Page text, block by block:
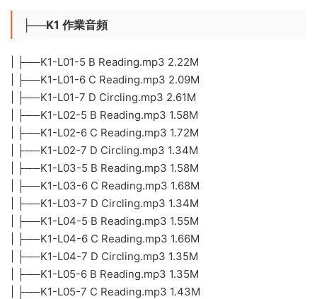
├──K1 作業音頻
| ├──K1-L01-5 B Reading.mp3 2.22M
| ├──K1-L01-6 C Reading.mp3 2.09M
| ├──K1-L01-7 D Circling.mp3 2.61M
| ├──K1-L02-5 B Reading.mp3 1.58M
| ├──K1-L02-6 C Reading.mp3 1.72M
| ├──K1-L02-7 D Circling.mp3 1.34M
| ├──K1-L03-5 B Reading.mp3 1.58M
| ├──K1-L03-6 C Reading.mp3 1.68M
| ├──K1-L03-7 D Circling.mp3 1.34M
| ├──K1-L04-5 B Reading.mp3 1.55M
| ├──K1-L04-6 C Reading.mp3 1.66M
| ├──K1-L04-7 D Circling.mp3 1.35M
| ├──K1-L05-6 B Reading.mp3 1.35M
| ├──K1-L05-7 C Reading.mp3 1.43M